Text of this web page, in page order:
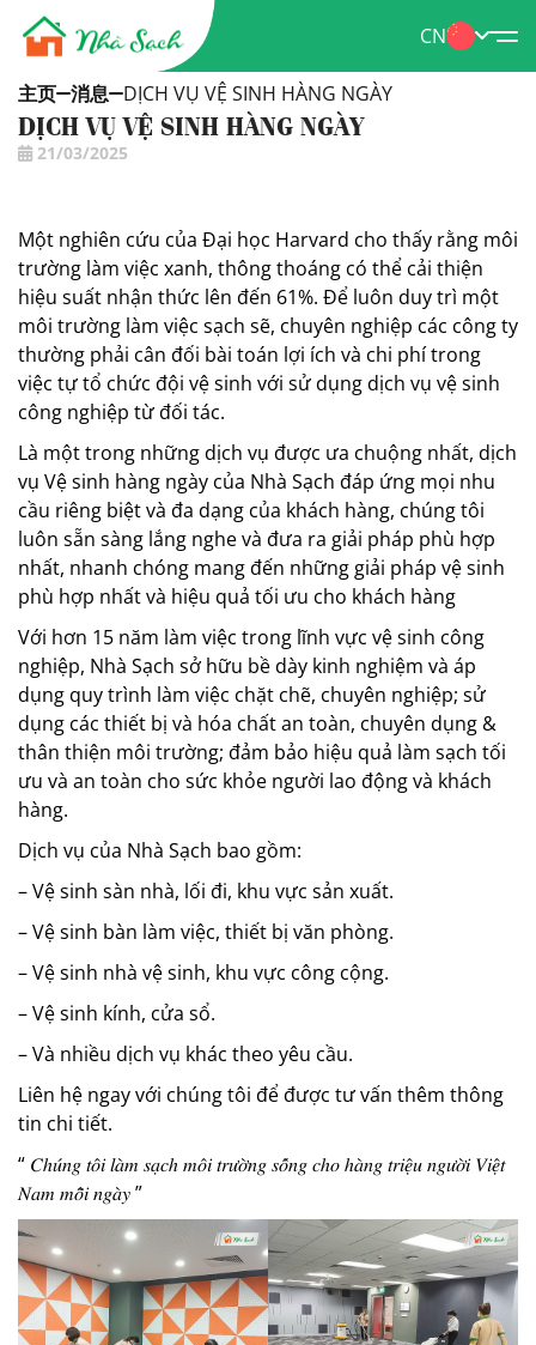
CN
主页 消息 DỊCH VỤ VỆ SINH HÀNG NGÀY
DỊCH VỤ VỆ SINH HÀNG NGÀY
21/03/2025
Một nghiên cứu của Đại học Harvard cho thấy rằng môi
trường làm việc xanh, thông thoáng có thể cải thiện
hiệu suất nhận thức lên đến 61%. Để luôn duy trì một
môi trường làm việc sạch sẽ, chuyên nghiệp các công ty
thường phải cân đối bài toán lợi ích và chi phí trong
việc tự tổ chức đội vệ sinh với sử dụng dịch vụ vệ sinh
công nghiệp từ đối tác.
Là một trong những dịch vụ được ưa chuộng nhất, dịch
vụ Vệ sinh hàng ngày của Nhà Sạch đáp ứng mọi nhu
cầu riêng biệt và đa dạng của khách hàng, chúng tôi
luôn sẵn sàng lắng nghe và đưa ra giải pháp phù hợp
nhất, nhanh chóng mang đến những giải pháp vệ sinh
phù hợp nhất và hiệu quả tối ưu cho khách hàng
Với hơn 15 năm làm việc trong lĩnh vực vệ sinh công
nghiệp, Nhà Sạch sở hữu bề dày kinh nghiệm và áp
dụng quy trình làm việc chặt chẽ, chuyên nghiệp; sử
dụng các thiết bị và hóa chất an toàn, chuyên dụng &
thân thiện môi trường; đảm bảo hiệu quả làm sạch tối
ưu và an toàn cho sức khỏe người lao động và khách
hàng.
Dịch vụ của Nhà Sạch bao gồm:
– Vệ sinh sàn nhà, lối đi, khu vực sản xuất.
– Vệ sinh bàn làm việc, thiết bị văn phòng.
– Vệ sinh nhà vệ sinh, khu vực công cộng.
– Vệ sinh kính, cửa sổ.
– Và nhiều dịch vụ khác theo yêu cầu.
Liên hệ ngay với chúng tôi để được tư vấn thêm thông
tin chi tiết.
“ 𝐶ℎ𝑢́𝑛𝑔 𝑡𝑜̂𝑖 𝑙𝑎̀𝑚 𝑠𝑎̣𝑐ℎ 𝑚𝑜̂𝑖 𝑡𝑟𝑢̛𝑜̛̀𝑛𝑔 𝑠𝑜̂́𝑛𝑔 𝑐ℎ𝑜 ℎ𝑎̀𝑛𝑔 𝑡𝑟𝑖𝑒̣̂𝑢 𝑛𝑔𝑢̛𝑜̛̀𝑖 𝑉𝑖𝑒̣̂𝑡
𝑁𝑎𝑚 𝑚𝑜̂̃𝑖 𝑛𝑔𝑎̀𝑦 ”